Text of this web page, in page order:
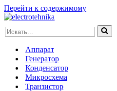
Перейти к содержимому
Искать...
Аппарат
Генератор
Конденсатор
Микросхема
Транзистор